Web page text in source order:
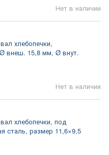
Нет в наличии
хлебопечки,
внеш. 15,8 мм, Ø внут.
Нет в наличии
хлебопечки, под
сталь, размер 11,6×9,5